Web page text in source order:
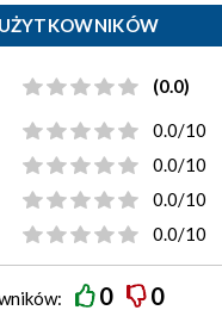
(0.0)
0.0/10
0.0/10
0.0/10
0.0/10
0 0